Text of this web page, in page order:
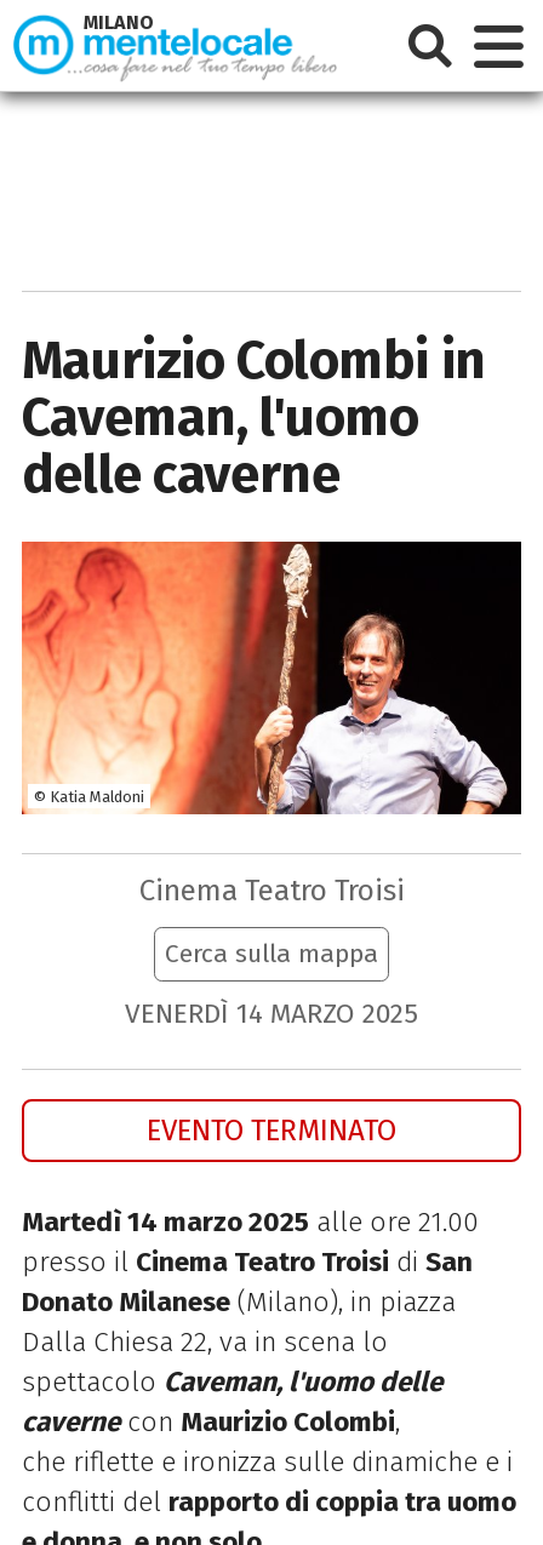
Maurizio Colombi in
Caveman, l'uomo
delle caverne
© Katia Maldoni
Cinema Teatro Troisi
Cerca sulla mappa
VENERDÌ 14 MARZO 2025
EVENTO TERMINATO
Martedì 14 marzo 2025 alle ore 21.00
presso il Cinema Teatro Troisi di San
Donato Milanese(Milano), in piazza
Dalla Chiesa 22, va in scena lo
spettacolo Caveman, l'uomo delle
cavernecon Maurizio Colombi,
che riflette e ironizza sulle dinamiche e i
conflitti del rapporto di coppia tra uomo
MILANO